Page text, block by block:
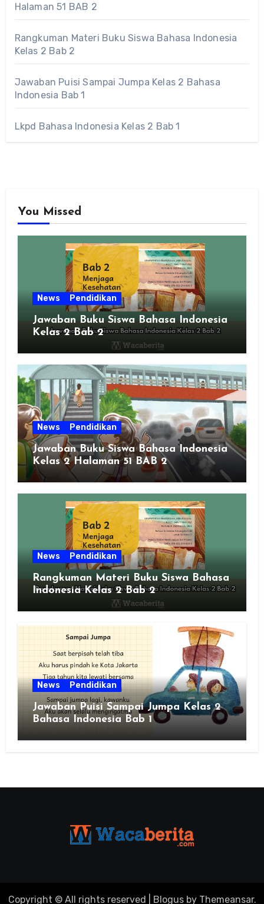
Halaman 51 BAB 2
Rangkuman Materi Buku Siswa Bahasa Indonesia
Kelas 2 Bab 2
Jawaban Puisi Sampai Jumpa Kelas 2 Bahasa
Indonesia Bab 1
Lkpd Bahasa Indonesia Kelas 2 Bab 1
You Missed
News Pendidikan
Jawaban Buku Siswa Bahasa Indonesia
Kelas 2 Bab 2
News Pendidikan
Jawaban Buku Siswa Bahasa Indonesia
Kelas 2 Halaman 51 BAB 2
News Pendidikan
Rangkuman Materi Buku Siswa Bahasa
Indonesia Kelas 2 Bab 2
News Pendidikan
Jawaban Puisi Sampai Jumpa Kelas 2
Bahasa Indonesia Bab 1
Copyright © All rights reserved Blogusby Themeansar.